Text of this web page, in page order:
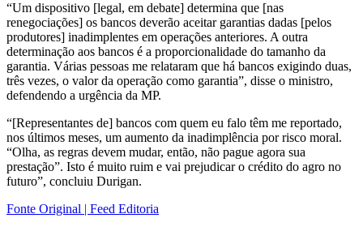
“Um dispositivo [legal, em debate] determina que [nas
renegociações] os bancos deverão aceitar garantias dadas [pelos
produtores] inadimplentes em operações anteriores. A outra
determinação aos bancos é a proporcionalidade do tamanho da
garantia. Várias pessoas me relataram que há bancos exigindo duas,
três vezes, o valor da operação como garantia”, disse o ministro,
defendendo a urgência da MP.
“[Representantes de] bancos com quem eu falo têm me reportado,
nos últimos meses, um aumento da inadimplência por risco moral.
“Olha, as regras devem mudar, então, não pague agora sua
prestação”. Isto é muito ruim e vai prejudicar o crédito do agro no
futuro”, concluiu Durigan.
Fonte Original | Feed Editoria